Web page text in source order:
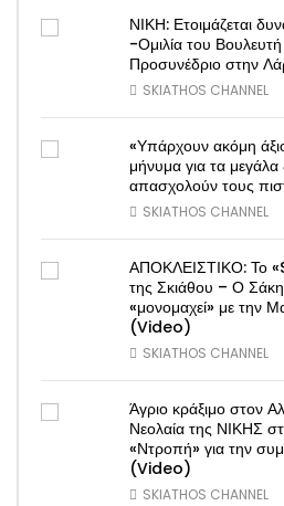
ΝΙΚΗ: Ετοιμάζεται
-Ομιλία του
Προσυνέδριο στην
SKIATHOS CHANNEL
«Υπάρχουν ακόμη
μήνυμα για τα
απασχολούν τους
SKIATHOS CHANNEL
ΑΠΟΚΛΕΙΣΤΙΚΟ: Το
της Σκιάθου – Ο
«μονομαχεί» με την
(Video)
SKIATHOS CHANNEL
Άγριο κράξιμο στον
Νεολαία της ΝΙΚΗΣ
«Ντροπή» για την
(Video)
SKIATHOS CHANNEL